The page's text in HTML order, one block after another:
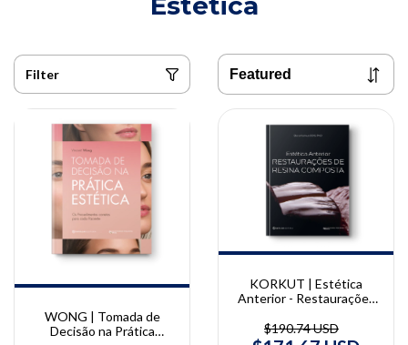
Filter
WONG | Tomada de
Decisão na Prática
KORKUT | Estética
Anterior - Restaurações
Bora Korkut
$190.74 USD